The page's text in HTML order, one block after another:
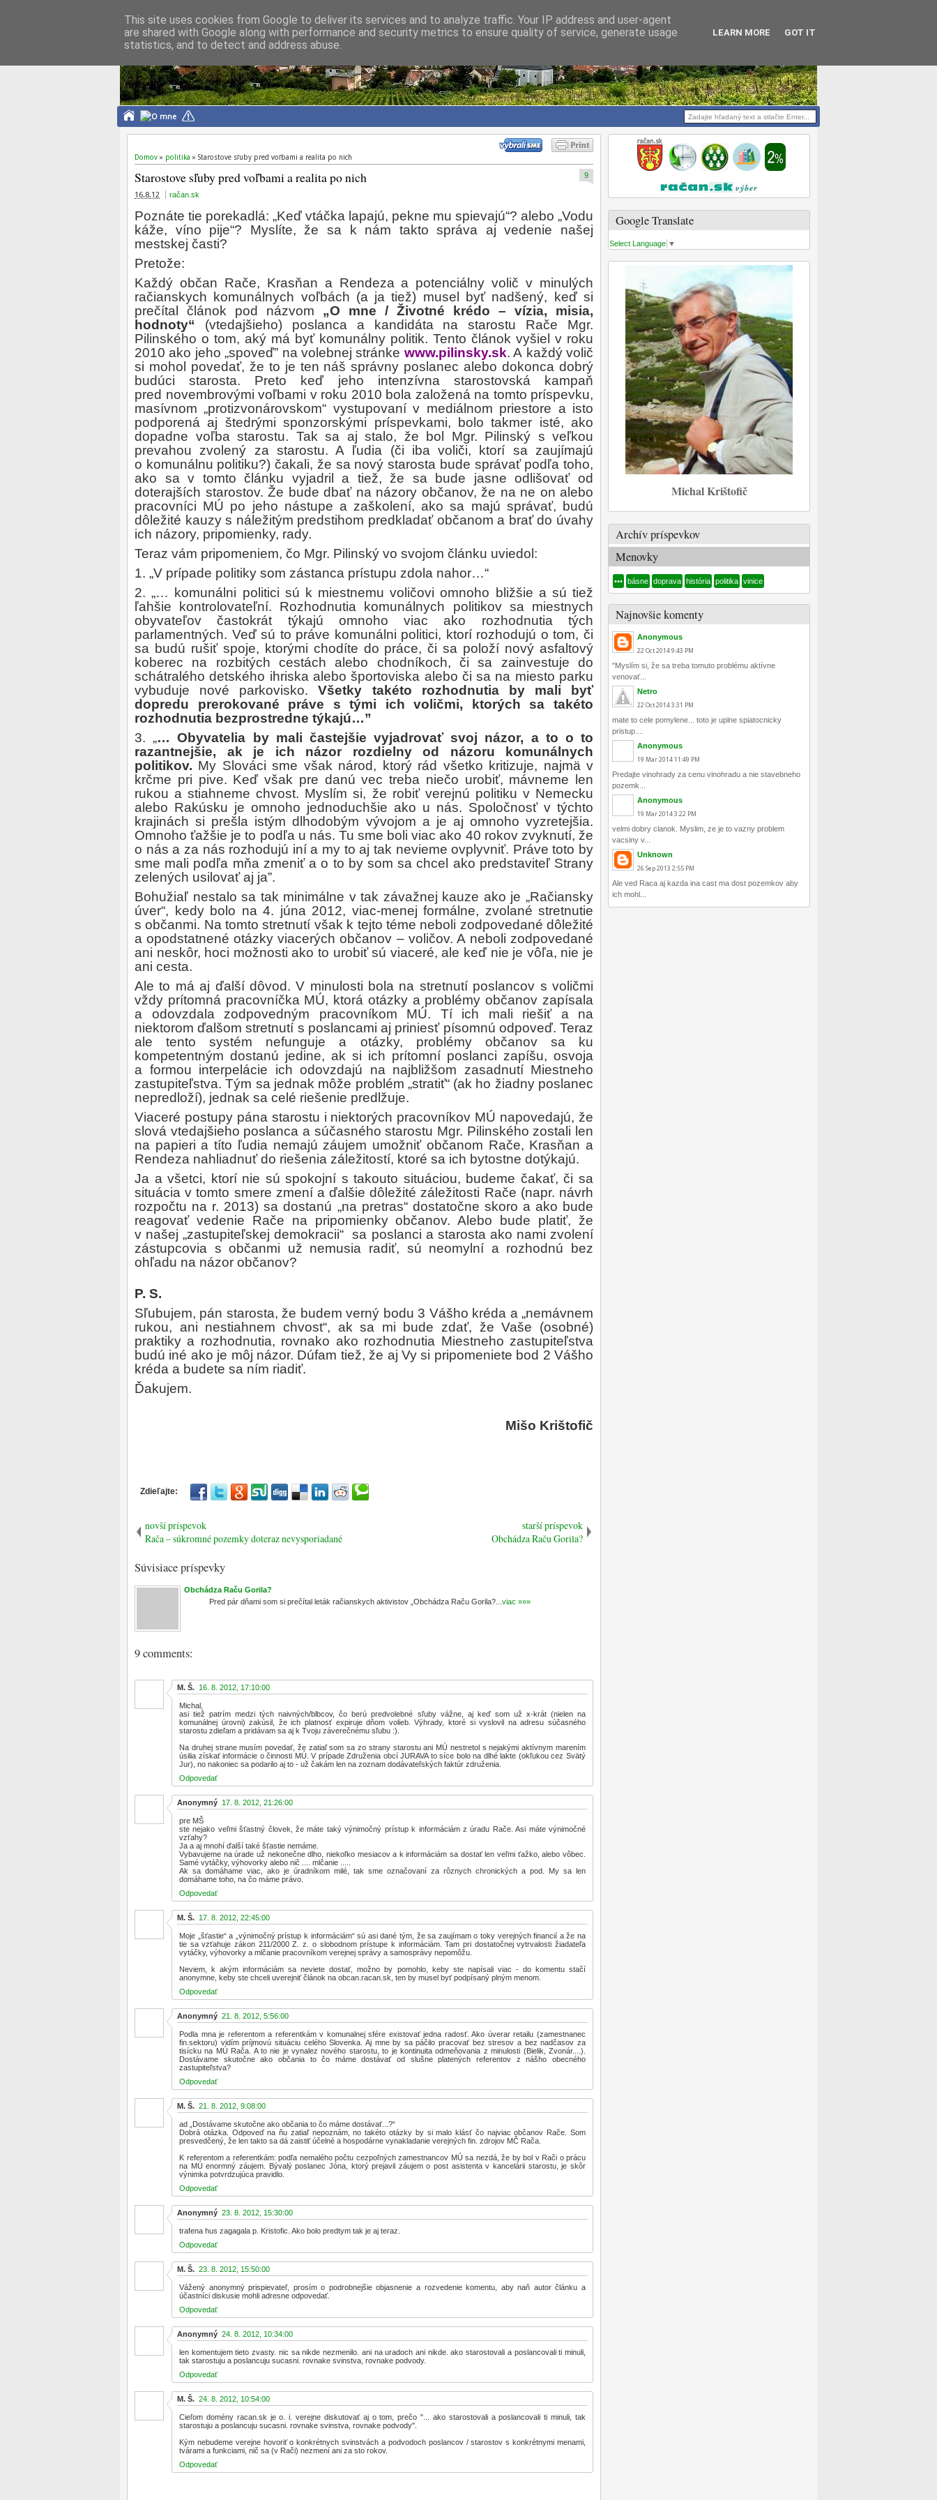
Michal Krištofič
Domov » politika » Starostove sľuby pred voľbami a realita po nich
Starostove sľuby pred voľbami a realita po nich
16.8.12 račan.sk
9
Poznáte tie porekadlá: „Keď vtáčka lapajú, pekne mu spievajú“? alebo „Vodu
káže, víno pije“? Myslíte, že sa k nám takto správa aj vedenie našej
mestskej časti?
Pretože:
Každý občan Rače, Krasňan a Rendeza a potenciálny volič v minulých
račianskych komunálnych voľbách (a ja tiež) musel byť nadšený, keď si
prečítal článok pod názvom „O mne / Životné krédo – vízia, misia,
hodnoty“ (vtedajšieho) poslanca a kandidáta na starostu Rače Mgr.
Pilinského o tom, aký má byť komunálny politik. Tento článok vyšiel v roku
2010 ako jeho „spoveď” na volebnej stránke www.pilinsky.sk. A každý volič
si mohol povedať, že to je ten náš správny poslanec alebo dokonca dobrý
budúci starosta. Preto keď jeho intenzívna starostovská kampaň
pred novembrovými voľbami v roku 2010 bola založená na tomto príspevku,
masívnom „protizvonárovskom“ vystupovaní v mediálnom priestore a isto
podporená aj štedrými sponzorskými príspevkami, bolo takmer isté, ako
dopadne voľba starostu. Tak sa aj stalo, že bol Mgr. Pilinský s veľkou
prevahou zvolený za starostu. A ľudia (či iba voliči, ktorí sa zaujímajú
o komunálnu politiku?) čakali, že sa nový starosta bude správať podľa toho,
ako sa v tomto článku vyjadril a tiež, že sa bude jasne odlišovať od
doterajších starostov. Že bude dbať na názory občanov, že na ne on alebo
pracovníci MÚ po jeho nástupe a zaškolení, ako sa majú správať, budú
dôležité kauzy s náležitým predstihom predkladať občanom a brať do úvahy
ich názory, pripomienky, rady.
Teraz vám pripomeniem, čo Mgr. Pilinský vo svojom článku uviedol:
1. „V prípade politiky som zástanca prístupu zdola nahor…“
2. „… komunálni politici sú k miestnemu voličovi omnoho bližšie a sú tiež
ľahšie kontrolovateľní. Rozhodnutia komunálnych politikov sa miestnych
obyvateľov častokrát týkajú omnoho viac ako rozhodnutia tých
parlamentných. Veď sú to práve komunálni politici, ktorí rozhodujú o tom, či
sa budú rušiť spoje, ktorými chodíte do práce, či sa položí nový asfaltový
koberec na rozbitých cestách alebo chodníkoch, či sa zainvestuje do
schátralého detského ihriska alebo športoviska alebo či sa na miesto parku
vybuduje nové parkovisko.Všetky takéto rozhodnutia by mali byť
dopredu prerokované práve s tými ich voličmi, ktorých sa takéto
rozhodnutia bezprostredne týkajú…”
3. „… Obyvatelia by mali častejšie vyjadrovať svoj názor, a to o to
razantnejšie, ak je ich názor rozdielny od názoru komunálnych
politikov. My Slováci sme však národ, ktorý rád všetko kritizuje, najmä v
krčme pri pive. Keď však pre danú vec treba niečo urobiť, mávneme len
rukou a stiahneme chvost. Myslím si, že robiť verejnú politiku v Nemecku
alebo Rakúsku je omnoho jednoduchšie ako u nás. Spoločnosť v týchto
krajinách si prešla istým dlhodobým vývojom a je aj omnoho vyzretejšia.
Omnoho ťažšie je to podľa u nás. Tu sme boli viac ako 40 rokov zvyknutí, že
o nás a za nás rozhodujú iní a my to aj tak nevieme ovplyvniť. Práve toto by
sme mali podľa mňa zmeniť a o to by som sa chcel ako predstaviteľ Strany
zelených usilovať aj ja”.
Bohužiaľ nestalo sa tak minimálne v tak závažnej kauze ako je „Račiansky
úver“, kedy bolo na 4. júna 2012, viac-menej formálne, zvolané stretnutie
s občanmi. Na tomto stretnutí však k tejto téme neboli zodpovedané dôležité
a opodstatnené otázky viacerých občanov – voličov. A neboli zodpovedané
ani neskôr, hoci možnosti ako to urobiť sú viaceré, ale keď nie je vôľa, nie je
ani cesta.
Ale to má aj ďalší dôvod. V minulosti bola na stretnutí poslancov s voličmi
vždy prítomná pracovníčka MÚ, ktorá otázky a problémy občanov zapísala
a odovzdala zodpovedným pracovníkom MÚ. Tí ich mali riešiť a na
niektorom ďalšom stretnutí s poslancami aj priniesť písomnú odpoveď. Teraz
ale tento systém nefunguje a otázky, problémy občanov sa ku
kompetentným dostanú jedine, ak si ich prítomní poslanci zapíšu, osvoja
a formou interpelácie ich odovzdajú na najbližšom zasadnutí Miestneho
zastupiteľstva. Tým sa jednak môže problém „stratiť“ (ak ho žiadny poslanec
nepredloží), jednak sa celé riešenie predlžuje.
Viaceré postupy pána starostu i niektorých pracovníkov MÚ napovedajú, že
slová vtedajšieho poslanca a súčasného starostu Mgr. Pilinského zostali len
na papieri a títo ľudia nemajú záujem umožniť občanom Rače, Krasňan a
Rendeza nahliadnuť do riešenia záležitostí, ktoré sa ich bytostne dotýkajú.
Ja a všetci, ktorí nie sú spokojní s takouto situáciou, budeme čakať, či sa
situácia v tomto smere zmení a ďalšie dôležité záležitosti Rače (napr. návrh
rozpočtu na r. 2013) sa dostanú „na pretras“ dostatočne skoro a ako bude
reagovať vedenie Rače na pripomienky občanov. Alebo bude platiť, že
v našej „zastupiteľskej demokracii“ sa poslanci a starosta ako nami zvolení
zástupcovia s občanmi už nemusia radiť, sú neomylní a rozhodnú bez
ohľadu na názor občanov?
P. S.
Sľubujem, pán starosta, že budem verný bodu 3 Vášho kréda a „nemávnem
rukou, ani nestiahnem chvost“, ak sa mi bude zdať, že Vaše (osobné)
praktiky a rozhodnutia, rovnako ako rozhodnutia Miestneho zastupiteľstva
budú iné ako je môj názor. Dúfam tiež, že aj Vy si pripomeniete bod 2 Vášho
kréda a budete sa ním riadiť.
Ďakujem.
Mišo Krištofič
novší príspevok
Rača – súkromné pozemky doteraz nevysporiadané
starší príspevok
Obchádza Raču Gorila?
Súvisiace príspevky
Obchádza Raču Gorila?
Pred pár dňami som si prečítal leták račianskych aktivistov „Obchádza Raču Gorila?... viac »»»
9 comments:
M. Š. 16. 8. 2012, 17:10:00
Michal,
asi tiež patrím medzi tých naivných/blbcov, čo berú predvolebné sľuby vážne, aj keď som už x-krát (nielen na
komunálnej úrovni) zakúsil, že ich platnosť expiruje dňom volieb. Výhrady, ktoré si vyslovil na adresu súčasného
starostu zdieľam a pridávam sa aj k Tvoju záverečnému sľubu :).
Na druhej strane musím povedať, že zatiaľ som sa zo strany starostu ani MÚ nestretol s nejakými aktívnym marením
úsilia získať informácie o činnosti MÚ. V prípade Združenia obcí JURAVA to síce bolo na dlhé lakte (okľukou cez Svätý
Jur), no nakoniec sa podarilo aj to - už čakám len na zoznam dodávateľských faktúr združenia.
Odpovedať
Anonymný 17. 8. 2012, 21:26:00
pre MŠ
ste nejako veľmi šťastný človek, že máte taký výnimočný prístup k informáciám z úradu Rače. Asi máte výnimočné
vzťahy?
Ja a aj mnohí ďalší také šťastie nemáme.
Vybavujeme na úrade už nekonečne dlho, niekoľko mesiacov a k informáciám sa dostať len veľmi ťažko, alebo vôbec.
Samé vytáčky, výhovorky alebo nič .... mlčanie .....
Ak sa domáhame viac, ako je úradníkom milé, tak sme označovaní za rôznych chronických a pod. My sa len
domáhame toho, na čo máme právo.
Odpovedať
M. Š. 17. 8. 2012, 22:45:00
Moje „šťastie“ a „výnimočný prístup k informáciám“ sú asi dané tým, že sa zaujímam o toky verejných financií a že na
tie sa vzťahuje zákon 211/2000 Z. z. o slobodnom prístupe k informáciám. Tam pri dostatočnej vytrvalosti žiadateľa
vytáčky, výhovorky a mlčanie pracovníkom verejnej správy a samosprávy nepomôžu.
Neviem, k akým informáciám sa neviete dostať, možno by pomohlo, keby ste napísali viac - do komentu stačí
anonymne, keby ste chceli uverejniť článok na obcan.racan.sk, ten by musel byť podpísaný plným menom.
Odpovedať
Anonymný 21. 8. 2012, 5:56:00
Podla mna je referentom a referentkám v komunalnej sfére existovať jedna radosť. Ako úverar retailu (zamestnanec
fin.sektoru) vidím príjmovú situáciu celého Slovenka. Aj mne by sa páčilo pracovať bez stresov a bez nadčasov za
tisícku na MÚ Rača. A to nie je vynalez nového starostu, to je kontinuita odmeňovania z minulosti (Bielik, Zvonár....).
Dostávame skutočne ako občania to čo máme dostávať od slušne platených referentov z nášho obecného
zastupiteľstva?
Odpovedať
M. Š. 21. 8. 2012, 9:08:00
ad „Dostávame skutočne ako občania to čo máme dostávať...?“
Dobrá otázka. Odpoveď na ňu zatiaľ nepoznám, no takéto otázky by si malo klásť čo najviac občanov Rače. Som
presvedčený, že len takto sa dá zaistiť účelné a hospodárne vynakladanie verejných fin. zdrojov MČ Rača.
K referentom a referentkám: podľa nemalého počtu cezpoľných zamestnancov MÚ sa nezdá, že by bol v Rači o prácu
na MÚ enormný záujem. Bývalý poslanec Jóna, ktorý prejavil záujem o post asistenta v kancelárii starostu, je skôr
výnimka potvrdzujúca pravidlo.
Odpovedať
Anonymný 23. 8. 2012, 15:30:00
trafena hus zagagala p. Kristofic. Ako bolo predtym tak je aj teraz.
Odpovedať
M. Š. 23. 8. 2012, 15:50:00
Vážený anonymný prispievateľ, prosím o podrobnejšie objasnenie a rozvedenie komentu, aby naň autor článku a
účastníci diskusie mohli adresne odpovedať.
Odpovedať
Anonymný 24. 8. 2012, 10:34:00
len komentujem tieto zvasty. nic sa nikde nezmenilo. ani na uradoch ani nikde. ako starostovali a poslancovali ti minuli,
tak starostuju a poslancuju sucasni. rovnake svinstva, rovnake podvody.
Odpovedať
M. Š. 24. 8. 2012, 10:54:00
Cieľom domény racan.sk je o. i. verejne diskutovať aj o tom, prečo "... ako starostovali a poslancovali ti minuli, tak
starostuju a poslancuju sucasni. rovnake svinstva, rovnake podvody".
Kým nebudeme verejne hovoriť o konkrétnych svinstvách a podvodoch poslancov / starostov s konkrétnymi menami,
tvárami a funkciami, nič sa (v Rači) nezmení ani za sto rokov.
Odpovedať
Google Translate
Select Language ▼
Michal Krištofič
Archív príspevkov
Menovky
••• básne doprava história politika vinice
Najnovšie komenty
Anonymous
22 Oct 2014 9:43 PM
"Myslím si, že sa treba tomuto problému aktívne
venovať...
Netro
22 Oct 2014 3:31 PM
mate to cele pomylene... toto je uplne spiatocnicky
pristup....
Anonymous
19 Mar 2014 11:49 PM
Predajte vinohrady za cenu vinohradu a nie stavebneho
pozemk...
Anonymous
19 Mar 2014 3:22 PM
velmi dobry clanok. Myslim, ze je to vazny problem
vacsiny v...
Unknown
26 Sep 2013 2:55 PM
Ale ved Raca aj kazda ina cast ma dost pozemkov aby
ich mohl...
This site uses cookies from Google to deliver its services and to analyze traffic. Your IP address and user-agent
are shared with Google along with performance and security metrics to ensure quality of service, generate usage
statistics, and to detect and address abuse.
LEARN MORE GOT IT